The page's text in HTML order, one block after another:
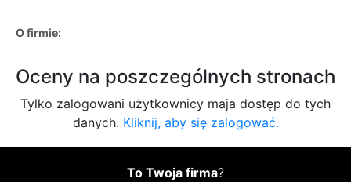
O firmie:
Oceny na poszczególnych stronach
Tylko zalogowani użytkownicy maja dostęp do tych
danych. Kliknij, aby się zalogować.
To Twoja firma?